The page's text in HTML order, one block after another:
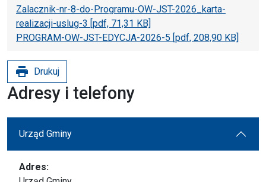
Zalacznik-nr-8-do-Programu-OW-JST-2026_karta-
realizacji-uslug-3 [pdf, 71,31 KB]
PROGRAM-OW-JST-EDYCJA-2026-5 [pdf, 208,90 KB]
print Drukuj
Adresy i telefony
Urząd Gminy
Adres: